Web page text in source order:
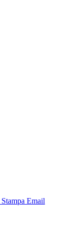
Stampa Email